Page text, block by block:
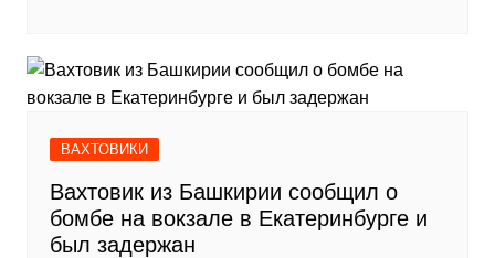
ВАХТОВИКИ
Вахтовик из Башкирии сообщил о
бомбе на вокзале в Екатеринбурге и
был задержан